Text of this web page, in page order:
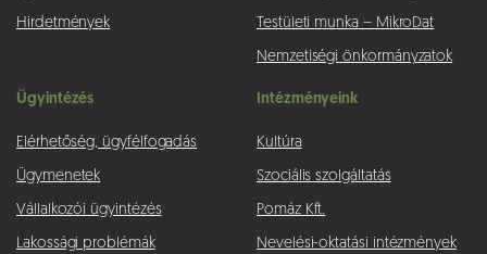
Hirdetmények Testületi munka – MikroDat
Nemzetiségi önkormányzatok
Ügyintézés
Elérhetőség, ügyfélfogadás
Ügymenetek
Vállalkozói ügyintézés
Lakossági problémák
Intézményeink
Kultúra
Szociális szolgáltatás
Pomáz Kft.
Nevelési-oktatási intézmények